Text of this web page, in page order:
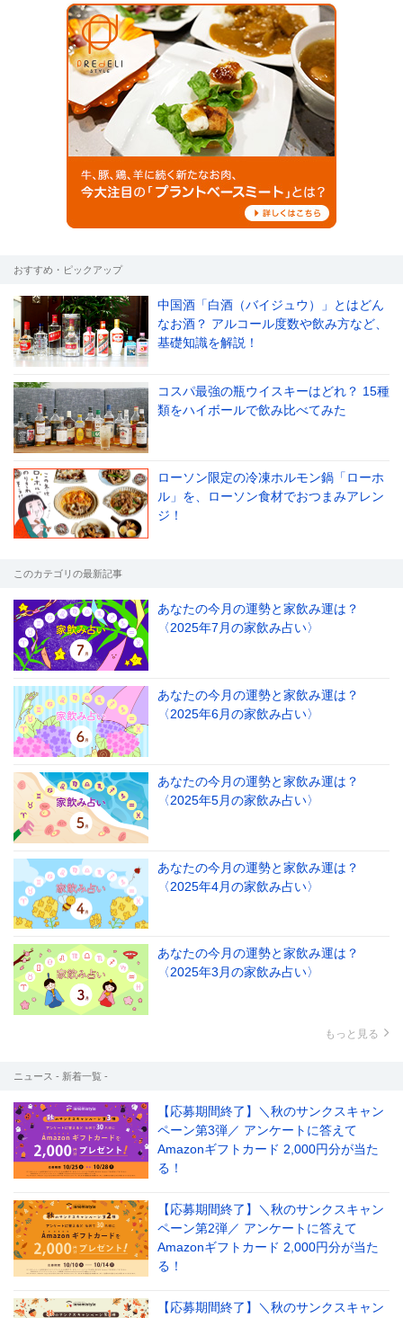
おすすめ・ピックアップ
中国酒「白酒（バイジュウ）」とはどん
なお酒？ アルコール度数や飲み方など、
基礎知識を解説！
コスパ最強の瓶ウイスキーはどれ？ 15種
類をハイボールで飲み比べてみた
ローソン限定の冷凍ホルモン鍋「ローホ
ル」を、ローソン食材でおつまみアレン
ジ！
このカテゴリの最新記事
あなたの今月の運勢と家飲み運は？
〈2025年7月の家飲み占い〉
あなたの今月の運勢と家飲み運は？
〈2025年6月の家飲み占い〉
あなたの今月の運勢と家飲み運は？
〈2025年5月の家飲み占い〉
あなたの今月の運勢と家飲み運は？
〈2025年4月の家飲み占い〉
あなたの今月の運勢と家飲み運は？
〈2025年3月の家飲み占い〉
もっと見る
ニュース - 新着一覧 -
【応募期間終了】＼秋のサンクスキャン
ペーン第3弾／ アンケートに答えて
Amazonギフトカード 2,000円分が当た
る！
【応募期間終了】＼秋のサンクスキャン
ペーン第2弾／ アンケートに答えて
Amazonギフトカード 2,000円分が当た
る！
【応募期間終了】＼秋のサンクスキャン